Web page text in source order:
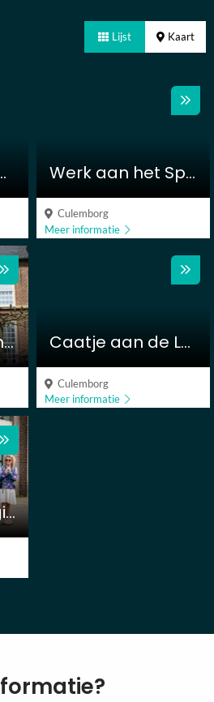
Lijst Kaart
Meent Werk aan het Spoel
Culemborg
Meer informatie
Elisabeth Weeshuis Museum Caatje aan de Lek
Culemborg
Meer informatie
Stichting Stadsgidsen Culemborg